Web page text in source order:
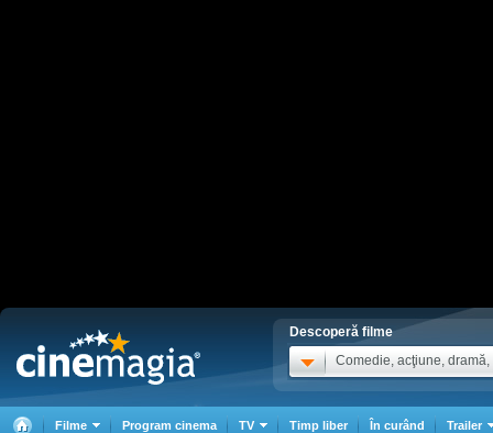
Descoperă filme
Comedie, acţiune, dramă,
Filme Program cinema TV Timp liber În curând Trailer